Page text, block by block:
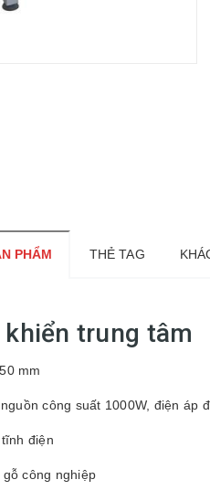
PHẨM THẺ TAG
khiển trung tâm
mm
công suất 1000W, điện áp
điện
công nghiệp